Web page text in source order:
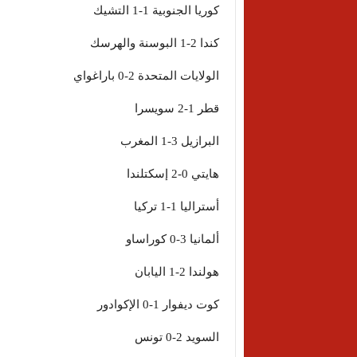
كوريا الجنوبية 1-1 التشيك
كندا 2-1 البوسنة والهرسك
الولايات المتحدة 2-0 باراغواي
قطر 1-2 سويسرا
البرازيل 3-1 المغرب
هايتي 0-2 إسكتلندا
أستراليا 1-1 تركيا
ألمانيا 3-0 كوراساو
هولندا 2-1 اليابان
كوت ديفوار 1-0 الإكوادور
السويد 2-0 تونس